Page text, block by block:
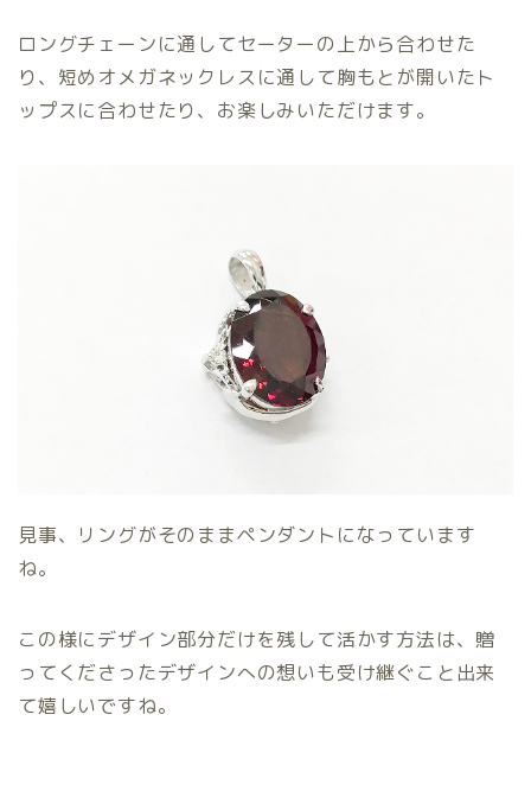
ロングチェーンに通してセーターの上から合わせた
り、短めオメガネックレスに通して胸もとが開いたト
ップスに合わせたり、お楽しみいただけます。
見事、リングがそのままペンダントになっています
ね。
この様にデザイン部分だけを残して活かす方法は、贈
ってくださったデザインへの想いも受け継ぐこと出来
て嬉しいですね。